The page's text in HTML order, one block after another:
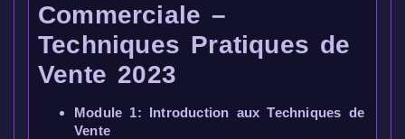
Commerciale –
Techniques Pratiques de
Vente 2023
Module 1: Introduction aux Techniques de
Vente